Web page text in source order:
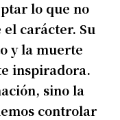
lo que no
carácter. Su
y la muerte
inspiradora.
sino la
controlar